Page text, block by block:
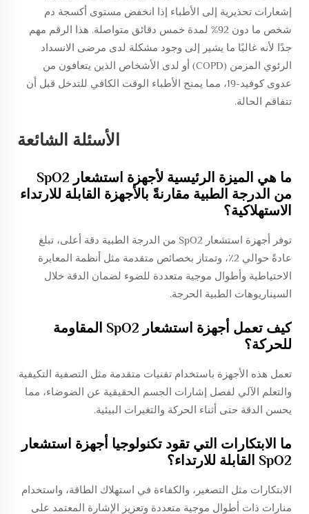
إشعارات تحذيرية إلى الأطباء إذا انخفض مستوى أكسجة دم
شخص ما دون 92% لمدة خمس دقائق متواصلة. هذا الرقم مهم
جدًا لأنه غالبًا ما يشير إلى وجود مشكلة لدى مرضى الانسداد
الرئوي المزمن (COPD) أو لدى الأشخاص الذين يتعافون من
عدوى كوفيد-19، مما يمنح الأطباء الوقت الكافي للتدخل قبل أن
تتفاقم الحالة.
الأسئلة الشائعة
ما هي الميزة الرئيسية لأجهزة استشعار SpO2
من الدرجة الطبية مقارنةً بالأجهزة القابلة للارتداء
الاستهلاكية؟
توفر أجهزة استشعار SpO2 من الدرجة الطبية دقة أعلى، تبلغ
عادةً حوالي 2٪، وتمتاز بخصائص متقدمة مثل أنظمة المعايرة
الاحتياطية وأطوال موجية متعددة للضوء لضمان الدقة خلال
السيناريوهات الطبية الحرجة.
كيف تعمل أجهزة استشعار SpO2 المقاومة
للحركة؟
تعمل هذه الأجهزة باستخدام تقنيات متقدمة مثل التصفية التكيفية
والتعلم الآلي لفصل إشارات الجسم الحقيقية عن الضوضاء، مما
يحسن الدقة حتى أثناء الحركة والتغيرات البيئية.
ما الابتكارات التي تقود تكنولوجيا أجهزة استشعار
SpO2 القابلة للارتداء؟
الابتكارات مثل التصغير، والكفاءة في استهلاك الطاقة، واستخدام
منارات ذات أطوال موجية متعددة وتعزيز الإشارة المعتمد على